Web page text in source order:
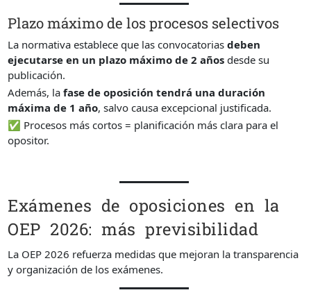
Plazo máximo de los procesos selectivos
La normativa establece que las convocatoriasdeben
ejecutarse en un plazo máximo de 2 años desde su
publicación.
Además, lafase de oposición tendrá una duración
máxima de 1 año, salvo causa excepcional justificada.
✅ Procesos más cortos = planificación más clara para el
opositor.
Exámenes de oposiciones en la
OEP 2026: más previsibilidad
La OEP 2026 refuerza medidas que mejoran la transparencia
y organización de los exámenes.